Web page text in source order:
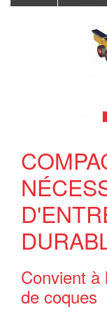
Convient
de coques